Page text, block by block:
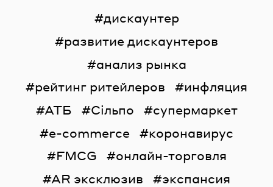
дискаунтер
развитие дискаунтеров
анализ рынка
рейтинг ритейлеров
инфляция
АТБ
Сільпо
супермаркет
e-commerce
коронавирус
FMCG
онлайн-торговля
AR эксклюзив
экспансия